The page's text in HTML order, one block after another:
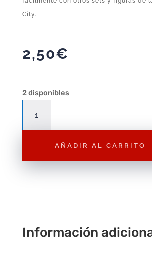
City.
2,50€
2 disponibles
Playmobil
Helado
Playmobil
AÑADIR AL CARRITO
Información